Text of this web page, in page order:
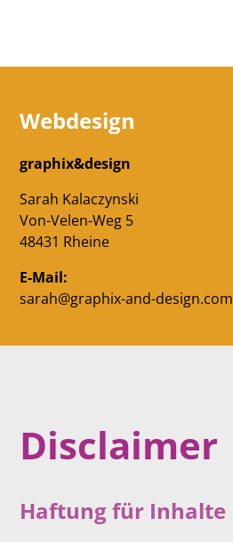
Webdesign
graphix&design
Sarah Kalaczynski
Von-Velen-Weg 5
48431 Rheine
E-Mail:
sarah@graphix-and-design.com
Disclaimer
Haftung für Inhalte